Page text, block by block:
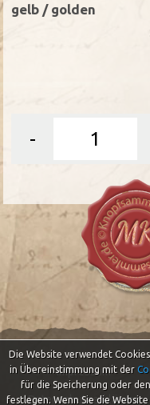
gelb / golden
-
Impressum
Datenschutzerklärung
Die Website verwendet
in Übereinstimmung mit der
für die Speicherung oder
festlegen. Wenn Sie die